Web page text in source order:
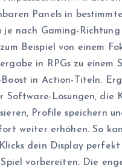
Panels in
je nach Gaming-Richtung
Beispiel von einem
in RPGs zu einem
in Action-Titeln.
Software-Lösungen, die
Profile speichern
weiter erhöhen. So
dein Display
vorbereiten. Die